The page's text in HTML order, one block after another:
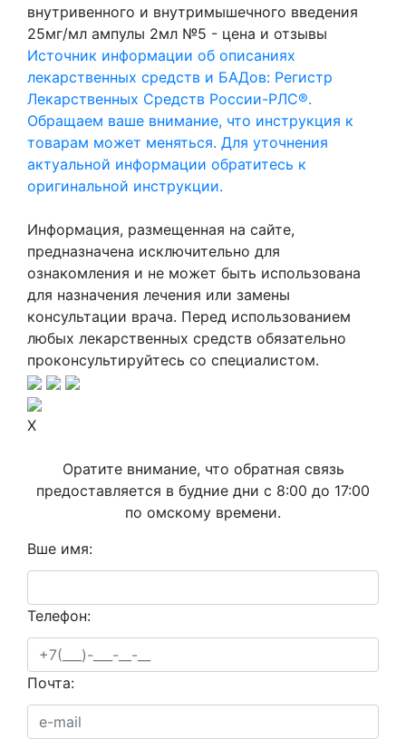
внутривенного и внутримышечного введения
25мг/мл ампулы 2мл №5 - цена и отзывы
Источник информации об описаниях
лекарственных средств и БАДов: Регистр
Лекарственных Средств России-РЛС®.
Обращаем ваше внимание, что инструкция к
товарам может меняться. Для уточнения
актуальной информации обратитесь к
оригинальной инструкции.
Информация, размещенная на сайте,
предназначена исключительно для
ознакомления и не может быть использована
для назначения лечения или замены
консультации врача. Перед использованием
любых лекарственных средств обязательно
проконсультируйтесь со специалистом.
X
Оратите внимание, что обратная связь
предоставляется в будние дни с 8:00 до 17:00
по омскому времени.
Вше имя:
Телефон:
Почта: